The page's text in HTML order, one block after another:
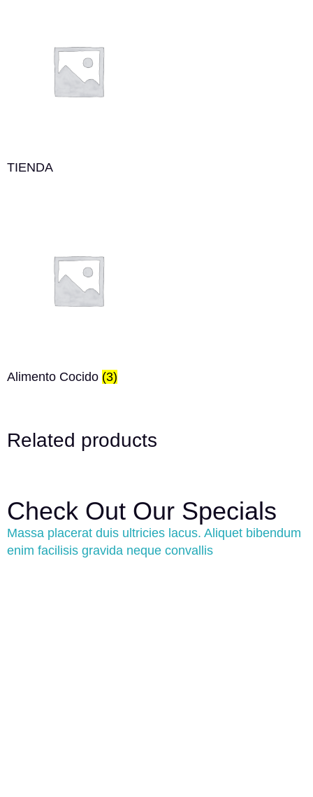
TIENDA
Alimento Cocido (3)
Related products
Сheck Out Our Specials
Massa placerat duis ultricies lacus. Aliquet bibendum
enim facilisis gravida neque convallis